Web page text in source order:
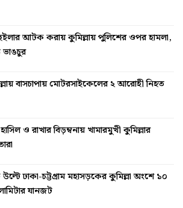
আটক করায় কুমিল্লায় পুলিশের ওপর হামলা,
ভাঙচুর
বাসচাপায় মোটরসাইকেলের ২ আরোহী নিহত
ও রাখার বিড়ম্বনায় খামারমুখী কুমিল্লার
উল্টে ঢাকা-চট্টগ্রাম মহাসড়কের কুমিল্লা অংশে ১০
যানজট